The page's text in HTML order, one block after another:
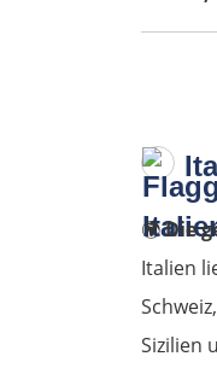
🌍Die
Italien
Sizilien